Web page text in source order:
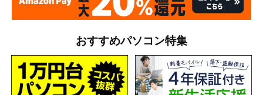
おすすめパソコン特集